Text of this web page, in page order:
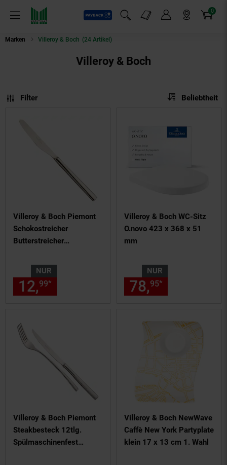
Menü
Payback
Suchfeld einblenden
Markt-Angebote 0
Artikel
Marken Villeroy & Boch (24 Artikel)
Villeroy & Boch
Filter Sortierung:
Beliebtheit
Villeroy & Boch Piemont
Schokostreicher
Butterstreicher
NUR
12,99* € Sternchen
Villeroy & Boch WC-Sitz
O.novo 423 x 368 x 51
mm
NUR
78,95*
Villeroy & Boch Piemont
Steakbesteck 12tlg.
Spülmaschinenfest
Villeroy & Boch NewWave
Caffè New York Partyplate
klein 17 x 13 cm 1. Wahl